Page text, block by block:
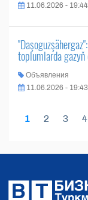
11.06.2026 - 19:44
toplumlarda
Объявления
11.06.2026 - 19:43
1 2 3 4